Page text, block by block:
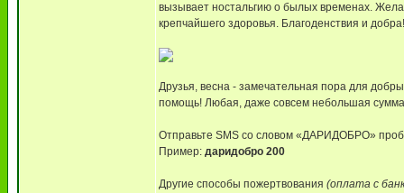
вызывает ностальгию о былых временах.
крепчайшего здоровья. Благоденствия и добра!
Друзья, весна - замечательная пора для
помощь! Любая, даже совсем небольшая
Отправьте SMS со словом «ДАРИДОБРО»
Пример: даридобро 200
Другие способы пожертвования (оплата с